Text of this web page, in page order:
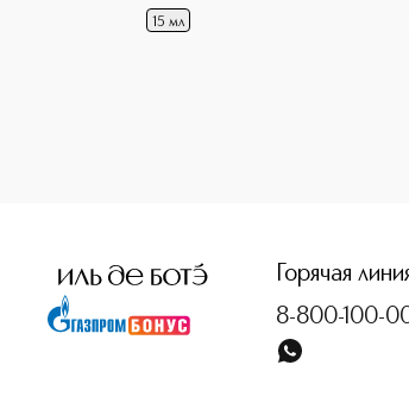
15 мл
Горячая
8-800-100-